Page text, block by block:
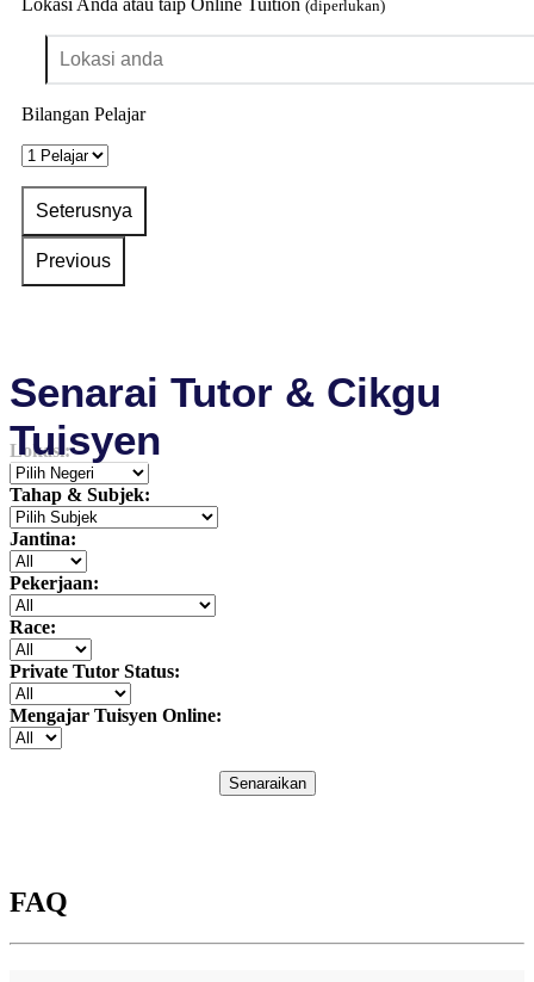
(diperlukan)
Bilangan Pelajar
Senarai Tutor & Cikgu
Tuisyen
Lokasi:
Tahap & Subjek:
Jantina:
Pekerjaan:
Race:
Private Tutor Status:
Mengajar Tuisyen Online:
Senaraikan
FAQ